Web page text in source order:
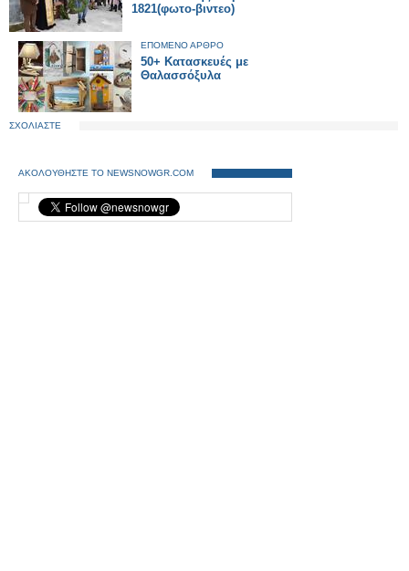
1821(φωτο-βιντεο)
ΕΠΟΜΕΝΟ ΑΡΘΡΟ
50+ Κατασκευές με
Θαλασσόξυλα
ΣΧΟΛΙΑΣΤΕ
ΑΚΟΛΟΥΘΗΣΤΕ ΤΟ NEWSNOWGR.COM